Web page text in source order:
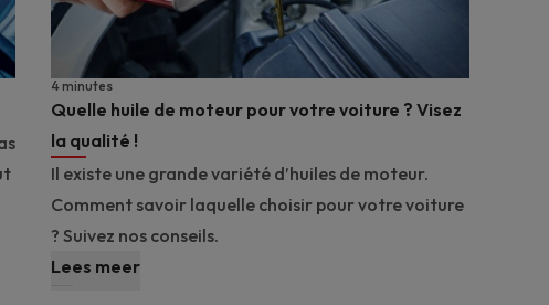
Quelle huile de moteur pour votre voiture ? Visez
la qualité !
4 minutes
Il existe une grande variété d’huiles de moteur.
Comment savoir laquelle choisir pour votre voiture
? Suivez nos conseils.
Lees meer